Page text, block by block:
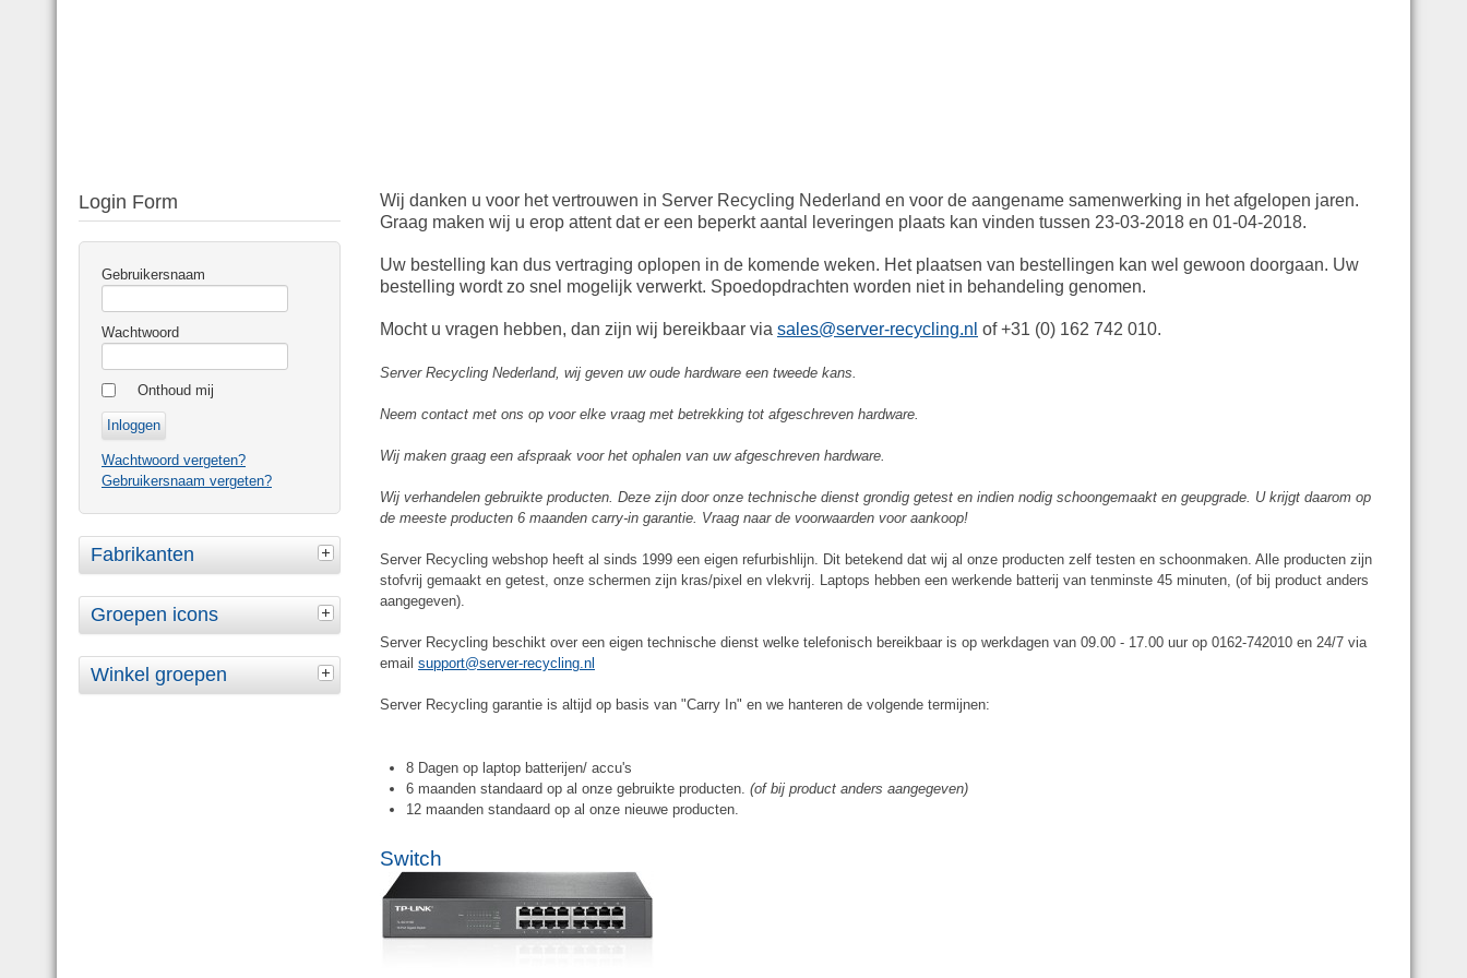
Login Form
Gebruikersnaam
Wachtwoord
Onthoud mij
Wachtwoord vergeten?
Gebruikersnaam vergeten?
Fabrikanten
Groepen icons
Winkel groepen
Wij danken u voor het vertrouwen in Server Recycling Nederland en voor de aangename samenwerking in het afgelopen jaren.
Graag maken wij u erop attent dat er een beperkt aantal leveringen plaats kan vinden tussen 23-03-2018 en 01-04-2018.
Uw bestelling kan dus vertraging oplopen in de komende weken. Het plaatsen van bestellingen kan wel gewoon doorgaan. Uw
bestelling wordt zo snel mogelijk verwerkt. Spoedopdrachten worden niet in behandeling genomen.
Mocht u vragen hebben, dan zijn wij bereikbaar via sales@server-recycling.nl of +31 (0) 162 742 010.
Server Recycling Nederland, wij geven uw oude hardware een tweede kans.
Neem contact met ons op voor elke vraag met betrekking tot afgeschreven hardware.
Wij maken graag een afspraak voor het ophalen van uw afgeschreven hardware.
Wij verhandelen gebruikte producten. Deze zijn door onze technische dienst grondig getest en indien nodig schoongemaakt en geupgrade. U krijgt daarom op
de meeste producten 6 maanden carry-in garantie. Vraag naar de voorwaarden voor aankoop!
Server Recycling webshop heeft al sinds 1999 een eigen refurbishlijn. Dit betekend dat wij al onze producten zelf testen en schoonmaken. Alle producten zijn
stofvrij gemaakt en getest, onze schermen zijn kras/pixel en vlekvrij. Laptops hebben een werkende batterij van tenminste 45 minuten, (of bij product anders
aangegeven).
Server Recycling beschikt over een eigen technische dienst welke telefonisch bereikbaar is op werkdagen van 09.00 - 17.00 uur op 0162-742010 en 24/7 via
email support@server-recycling.nl
Server Recycling garantie is altijd op basis van "Carry In" en we hanteren de volgende termijnen:
8 Dagen op laptop batterijen/ accu's
6 maanden standaard op al onze gebruikte producten. (of bij product anders aangegeven)
12 maanden standaard op al onze nieuwe producten.
Switch